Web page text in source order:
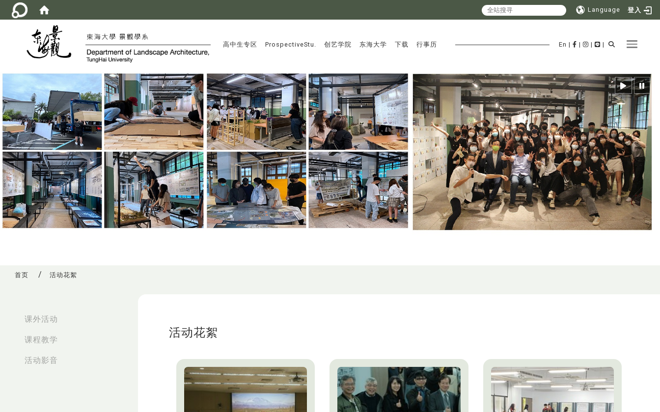
Language 登入
Toggle
:::
高中生专区 ProspectiveStu. 创艺学院 东海大学 下载 行事历 En | | | |
首页 活动花絮
课外活动
课程教学
活动影音
活动花絮